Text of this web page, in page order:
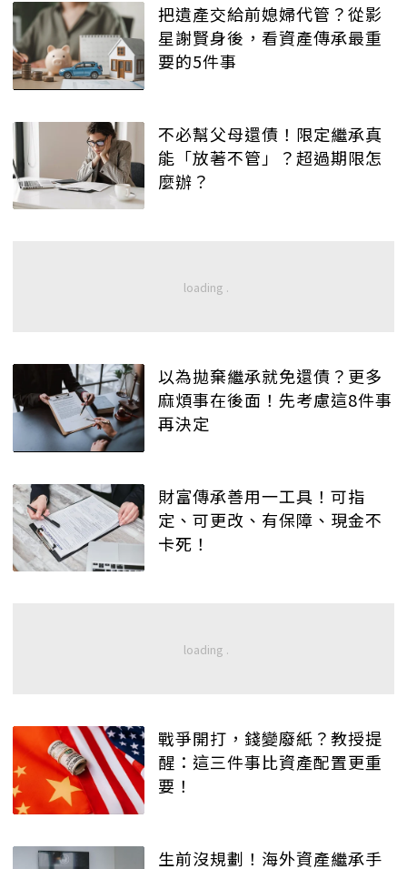
把遺產交給前媳婦代管？從影
星謝賢身後，看資產傳承最重
要的5件事
不必幫父母還債！限定繼承真
能「放著不管」？超過期限怎
麼辦？
以為拋棄繼承就免還債？更多
麻煩事在後面！先考慮這8件事
再決定
財富傳承善用一工具！可指
定、可更改、有保障、現金不
卡死！
戰爭開打，錢變廢紙？教授提
醒：這三件事比資產配置更重
要！
生前沒規劃！海外資產繼承手